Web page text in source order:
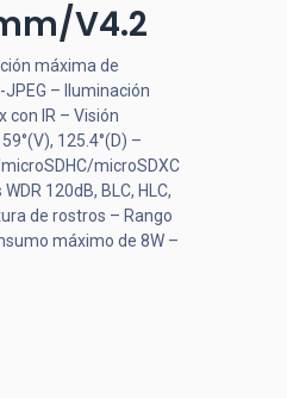
V4.2
máxima de
– Iluminación
con IR – Visión
125.4°(D) –
microSDXC
120dB, BLC, HLC,
de rostros – Rango
máximo de 8W –